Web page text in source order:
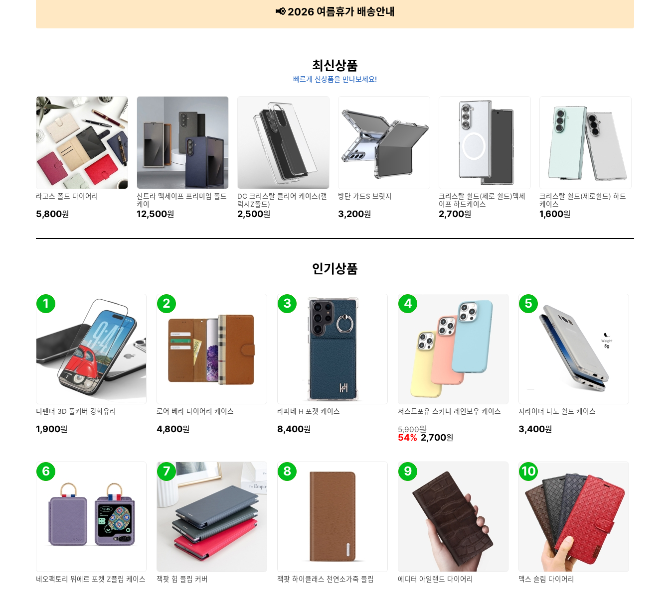
📢 2026 여름휴가 배송안내
최신상품
빠르게 신상품을 만나보세요!
라고스 폴드 다이어리
5,800원
신트라 맥세이프 프리미엄 폴드
케이
12,500원
DC 크리스탈 클리어 케이스(갤
럭시Z폴드)
2,500원
방탄 가드S 브릿지
3,200원
크리스탈 쉴드(제로 쉴드)맥세
이프 하드케이스
2,700원
크리스탈 쉴드(제로쉴드) 하드
케이스
1,600원
인기상품
1
디펜더 3D 풀커버 강화유리
1,900원
2
로어 베라 다이어리 케이스
4,800원
3
라피네 H 포켓 케이스
8,400원
4
저스트포유 스키니 레인보우 케이스
5,900원
54% 2,700원
5
지라이더 나노 쉴드 케이스
3,400원
6
네오팩토리 뷔에르 포켓 Z플립 케이스
7
잭팟 힙 플립 커버
8
잭팟 하이클래스 천연소가죽 플립
9
에디터 아일랜드 다이어리
10
맥스 슬림 다이어리